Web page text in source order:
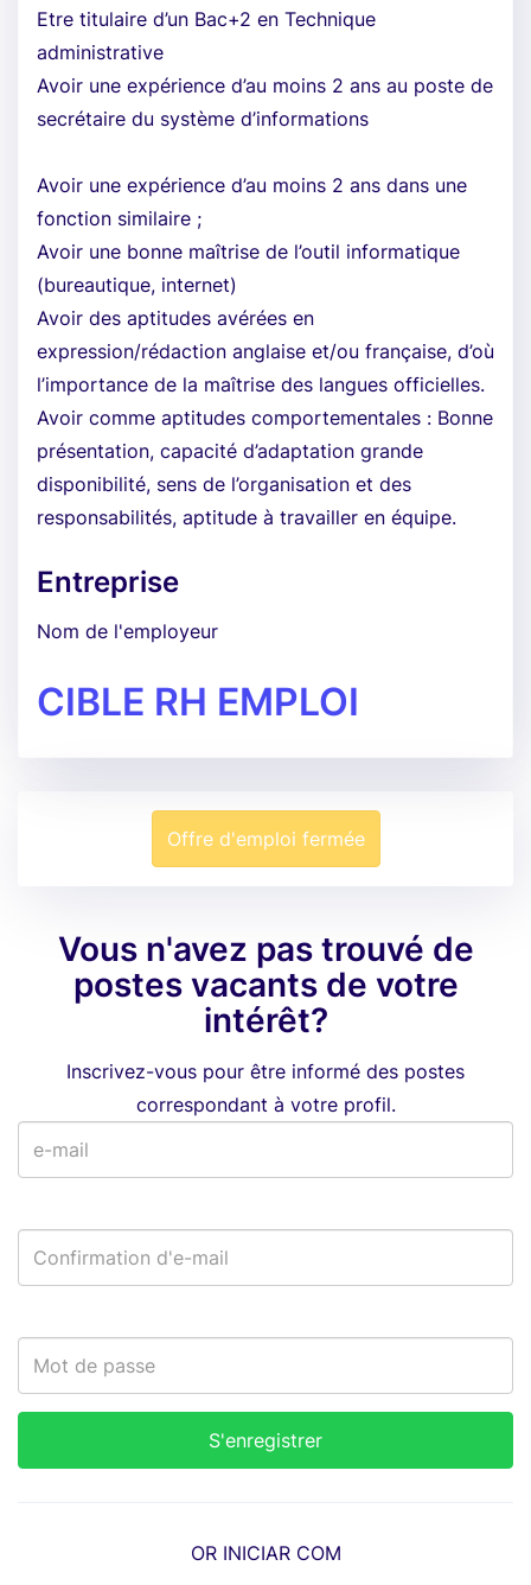
Etre titulaire d’un Bac+2 en Technique
administrative
Avoir une expérience d’au moins 2 ans au poste de
secrétaire du système d’informations
Avoir une expérience d’au moins 2 ans dans une
fonction similaire ;
Avoir une bonne maîtrise de l’outil informatique
(bureautique, internet)
Avoir des aptitudes avérées en
expression/rédaction anglaise et/ou française, d’où
l’importance de la maîtrise des langues officielles.
Avoir comme aptitudes comportementales : Bonne
présentation, capacité d’adaptation grande
disponibilité, sens de l’organisation et des
responsabilités, aptitude à travailler en équipe.
Entreprise
Nom de l'employeur
CIBLE RH EMPLOI
Offre d'emploi fermée
Vous n'avez pas trouvé de
postes vacants de votre
intérêt?
Inscrivez-vous pour être informé des postes
correspondant à votre profil.
OR INICIAR COM